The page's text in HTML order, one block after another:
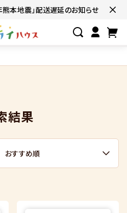
熊本地震」配送遅延のお知らせ
#たっぷり満腹😋
結果